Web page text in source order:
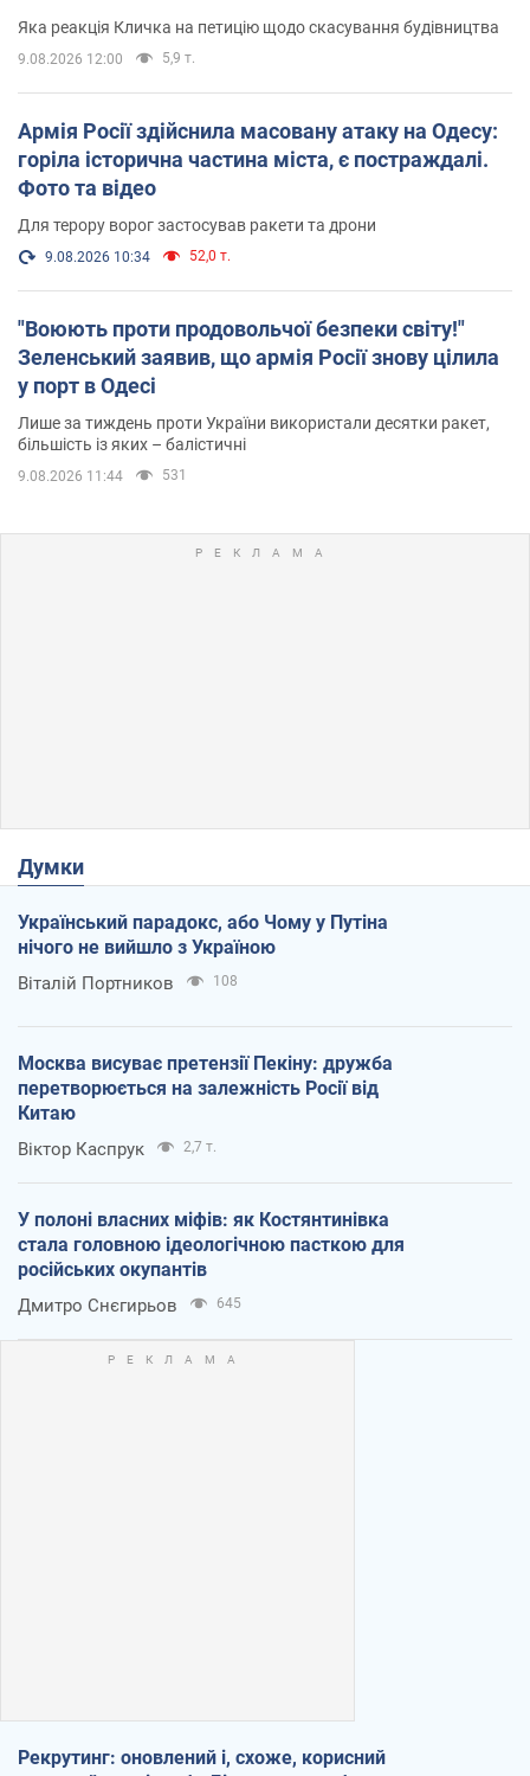
вірянина"
Яка реакція Кличка на петицію щодо скасування будівництва
9.08.2026 12:00 5,9 т.
Армія Росії здійснила масовану атаку на Одесу:
горіла історична частина міста, є постраждалі.
Фото та відео
Для терору ворог застосував ракети та дрони
9.08.2026 10:34 52,0 т.
"Воюють проти продовольчої безпеки світу!"
Зеленський заявив, що армія Росії знову цілила
у порт в Одесі
Лише за тиждень проти України використали десятки ракет,
більшість із яких – балістичні
9.08.2026 11:44 531
Думки
Український парадокс, або Чому у Путіна
нічого не вийшло з Україною
Віталій Портников 108
Москва висуває претензії Пекіну: дружба
перетворюється на залежність Росії від
Китаю
Віктор Каспрук 2,7 т.
У полоні власних міфів: як Костянтинівка
стала головною ідеологічною пасткою для
російських окупантів
Дмитро Снєгирьов 645
Рекрутинг: оновлений і, схоже, корисний